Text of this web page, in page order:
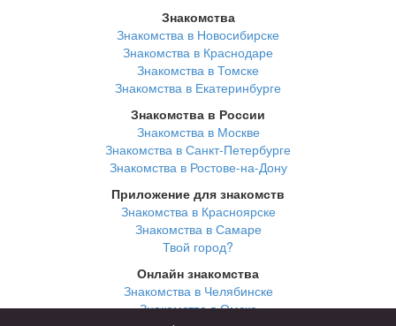
Знакомства
Знакомства в Новосибирске
Знакомства в Краснодаре
Знакомства в Томске
Знакомства в Екатеринбурге
Знакомства в России
Знакомства в Москве
Знакомства в Санкт-Петербурге
Знакомства в Ростове-на-Дону
Приложение для знакомств
Знакомства в Красноярске
Знакомства в Самаре
Твой город?
Онлайн знакомства
Знакомства в Челябинске
Знакомства в Омске